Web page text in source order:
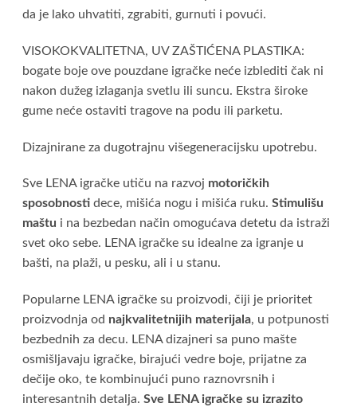
da je lako uhvatiti, zgrabiti, gurnuti i povući.
VISOKOKVALITETNA, UV ZAŠTIĆENA PLASTIKA:
bogate boje ove pouzdane igračke neće izblediti čak ni
nakon dužeg izlaganja svetlu ili suncu. Ekstra široke
gume neće ostaviti tragove na podu ili parketu.
Dizajnirane za dugotrajnu višegeneracijsku upotrebu.
Sve LENA igračke utiču na razvoj motoričkih
sposobnosti dece, mišića nogu i mišića ruku.Stimulišu
maštu i na bezbedan način omogućava detetu da istraži
svet oko sebe. LENA igračke su idealne za igranje u
bašti, na plaži, u pesku, ali i u stanu.
Popularne LENA igračke su proizvodi, čiji je prioritet
proizvodnja od najkvalitetnijih materijala, u potpunosti
bezbednih za decu. LENA dizajneri sa puno mašte
osmišljavaju igračke, birajući vedre boje, prijatne za
dečije oko, te kombinujući puno raznovrsnih i
interesantnih detalja.Sve LENA igračke su izrazito